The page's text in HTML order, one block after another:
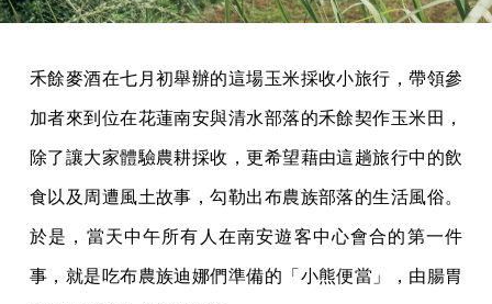
禾餘麥酒在七月初舉辦的這場玉米採收小旅行，帶領參
加者來到位在花蓮南安與清水部落的禾餘契作玉米田，
除了讓大家體驗農耕採收，更希望藉由這趟旅行中的飲
食以及周遭風土故事，勾勒出布農族部落的生活風俗。
於是，當天中午所有人在南安遊客中心會合的第一件
事，就是吃布農族迪娜們準備的「小熊便當」，由腸胃